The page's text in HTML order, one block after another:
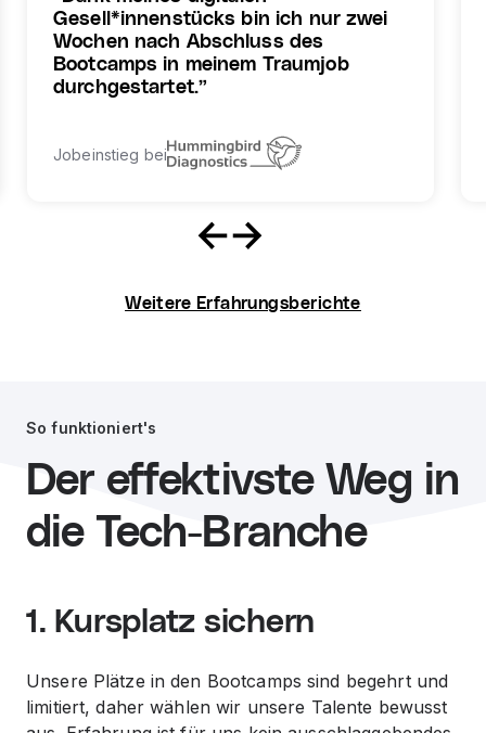
Gesell*innenstücks bin ich nur zwei
Wochen nach Abschluss des
Bootcamps in meinem Traumjob
durchgestartet.
Jobeinstieg bei
Weitere Erfahrungsberichte
So funktioniert's
Der effektivste Weg in
die Tech-Branche
1. Kursplatz sichern
Unsere Plätze in den Bootcamps sind begehrt und
limitiert, daher wählen wir unsere Talente bewusst